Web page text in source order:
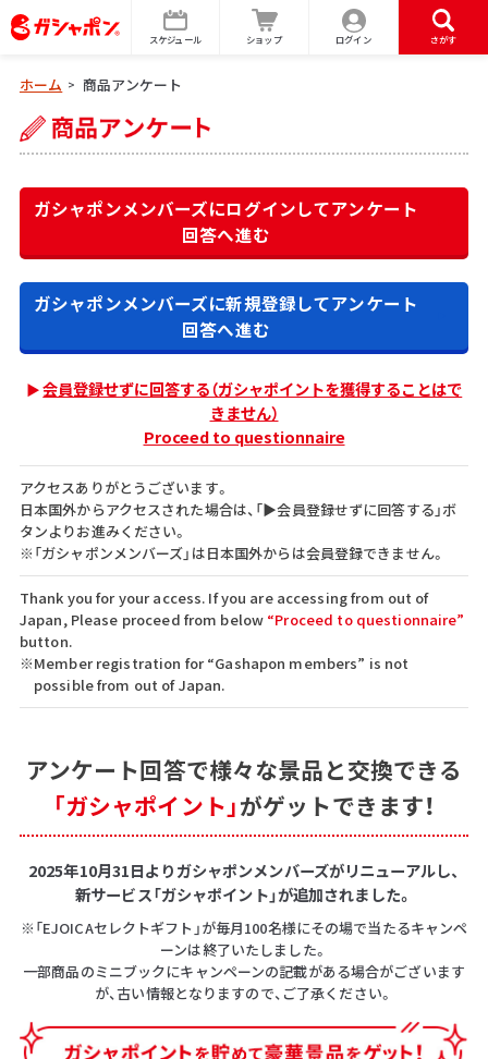
スケジュール ショップ ログイン さがす
ホーム > 商品アンケート
ガシャポンメンバーズにログインしてアンケート
回答へ進む
ガシャポンメンバーズに新規登録してアンケート
回答へ進む
会員登録せずに回答する（ガシャポイントを獲得することはで
きません）
Proceed to questionnaire
アクセスありがとうございます。
日本国外からアクセスされた場合は、「▶会員登録せずに回答する」ボ
タンよりお進みください。
※「ガシャポンメンバーズ」は日本国外からは会員登録できません。
Thank you for your access. If you are accessing from out of
Japan, Please proceed from below “Proceed to questionnaire”
button.
※Member registration for “Gashapon members” is not
possible from out of Japan.
アンケート回答で様々な景品と交換できる
「ガシャポイント」がゲットできます！
2025年10月31日よりガシャポンメンバーズがリニューアルし、
新サービス「ガシャポイント」が追加されました。
※「EJOICAセレクトギフト」が毎月100名様にその場で当たるキャンペ
ーンは終了いたしました。
一部商品のミニブックにキャンペーンの記載がある場合がございます
が、古い情報となりますので、ご了承ください。